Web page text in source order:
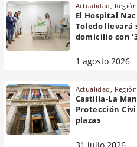
Actualidad Región
El Hospital
Toledo llevará
domicilio con
1 agosto 2026
Actualidad, Región
Castilla-La
Protección
plazas